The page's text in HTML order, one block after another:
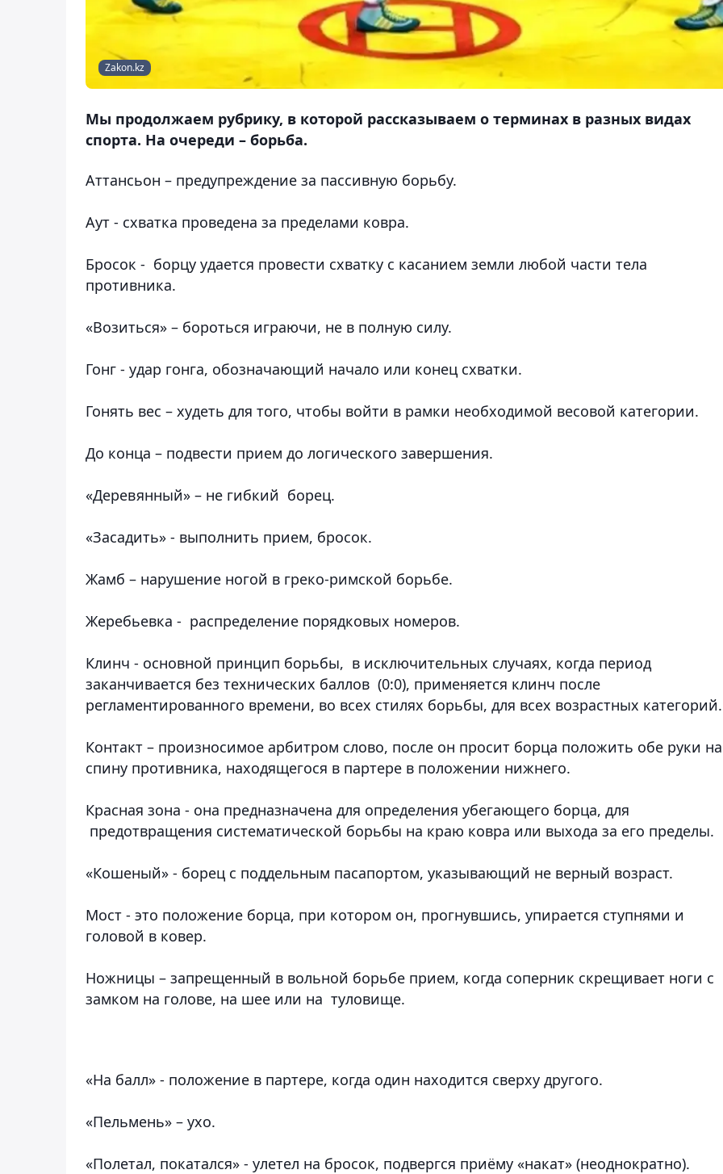
Zakon.kz
Мы продолжаем рубрику, в которой рассказываем о терминах в разных видах
спорта. На очереди – борьба.
Аттансьон – предупреждение за пассивную борьбу.
Аут - схватка проведена за пределами ковра.
Бросок - борцу удается провести схватку с касанием земли любой части тела
противника.
«Возиться» – бороться играючи, не в полную силу.
Гонг - удар гонга, обозначающий начало или конец схватки.
Гонять вес – худеть для того, чтобы войти в рамки необходимой весовой категории.
До конца – подвести прием до логического завершения.
«Деревянный» – не гибкий борец.
«Засадить» - выполнить прием, бросок.
Жамб – нарушение ногой в греко-римской борьбе.
Жеребьевка - распределение порядковых номеров.
Клинч - основной принцип борьбы, в исключительных случаях, когда период
заканчивается без технических баллов (0:0), применяется клинч после
регламентированного времени, во всех стилях борьбы, для всех возрастных категорий.
Контакт – произносимое арбитром слово, после он просит борца положить обе руки на
спину противника, находящегося в партере в положении нижнего.
Красная зона - она предназначена для определения убегающего борца, для
предотвращения систематической борьбы на краю ковра или выхода за его пределы.
«Кошеный» - борец с поддельным пасaпортом, указывающий не верный возраст.
Мост - это положение борца, при котором он, прогнувшись, упирается ступнями и
головой в ковер.
Ножницы – запрещенный в вольной борьбе прием, когда соперник скрещивает ноги с
замком на голове, на шее или на туловище.
«На балл» - положение в партере, когда один находится сверху другого.
«Пельмень» – ухо.
«Полетал, покатался» - улетел на бросок, подвергся приёму «накат» (неоднократно).